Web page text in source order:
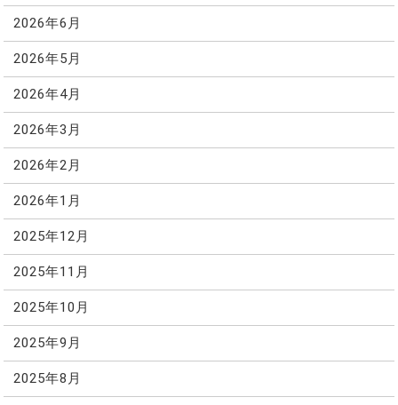
2026年6月
2026年5月
2026年4月
2026年3月
2026年2月
2026年1月
2025年12月
2025年11月
2025年10月
2025年9月
2025年8月